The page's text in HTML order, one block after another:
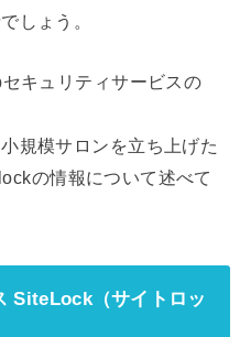
しょう。
キュリティサービスの
規模サロンを立ち上げた
の情報について述べて
SiteLock（サイトロッ